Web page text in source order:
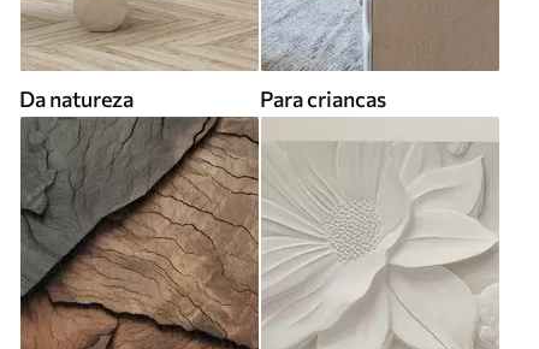
Da natureza Para criancas